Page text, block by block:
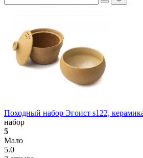
Походный набор Эгоист s122,
набор
5
Мало
5.0